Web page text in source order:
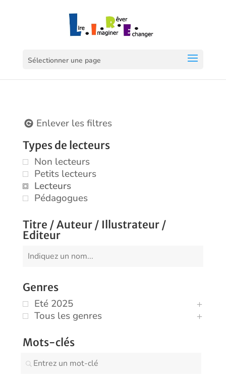
Sélectionner une page
Enlever les filtres
Types de lecteurs
Non lecteurs
Petits lecteurs
Lecteurs
Pédagogues
Titre / Auteur / Illustrateur /
Editeur
Genres
Eté 2025
Tous les genres
Mots-clés